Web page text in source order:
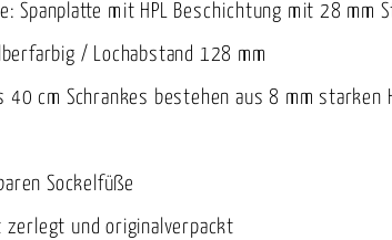
Spanplatte mit HPL Beschichtung mit 28 mm
/ Lochabstand 128 mm
40 cm Schrankes bestehen aus 8 mm
Sockelfüße
zerlegt und originalverpackt